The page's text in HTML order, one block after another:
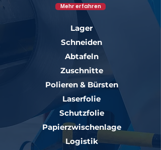
Mehr erfahren
Lager
Schneiden
Abtafeln
Zuschnitte
Polieren & Bürsten
Laserfolie
Schutzfolie
Papierzwischenlage
Logistik